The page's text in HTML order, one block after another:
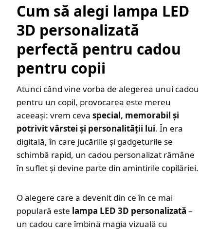
Cum să alegi lampa LED
3D personalizată
perfectă pentru cadou
pentru copii
Atunci când vine vorba de alegerea unui cadou
pentru un copil, provocarea este mereu
aceeași: vrem ceva special, memorabil și
potrivit vârstei și personalității lui. În era
digitală, în care jucăriile și gadgeturile se
schimbă rapid, un cadou personalizat rămâne
în suflet și devine parte din amintirile copilăriei.
O alegere care a devenit din ce în ce mai
populară este lampa LED 3D personalizată –
un cadou care îmbină magia vizuală cu